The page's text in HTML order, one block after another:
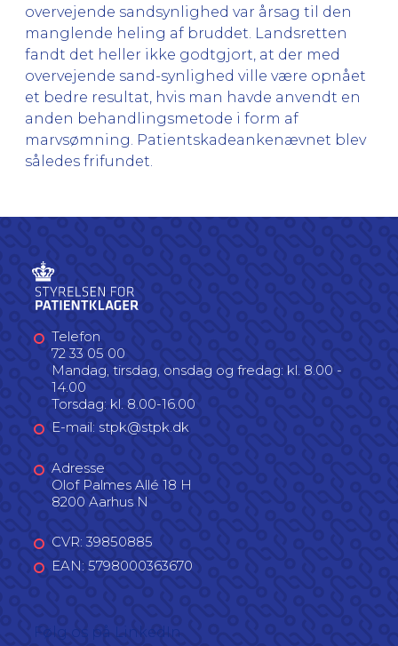
overvejende sandsynlighed var årsag til den
manglende heling af bruddet. Landsretten
fandt det heller ikke godtgjort, at der med
overvejende sand-synlighed ville være opnået
et bedre resultat, hvis man havde anvendt en
anden behandlingsmetode i form af
marvsømning. Patientskadeankenævnet blev
således frifundet.
Telefon
72 33 05 00
Mandag, tirsdag, onsdag og fredag: kl. 8.00 -
14.00
Torsdag: kl. 8.00-16.00
E-mail: stpk@stpk.dk
Adresse
Olof Palmes Allé 18 H
8200 Aarhus N
CVR: 39850885
EAN: 5798000363670